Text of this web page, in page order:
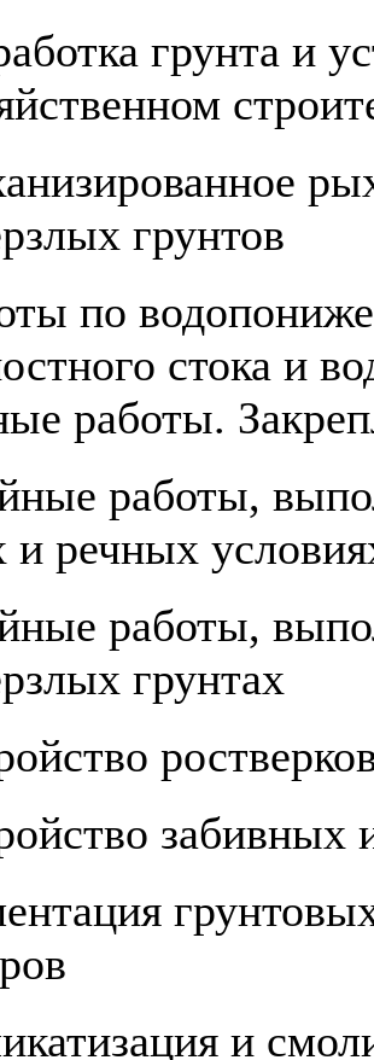
грунта и
грунтов
по
стока и
работы.
работы,
и речных
работы,
грунтах
забивных
и